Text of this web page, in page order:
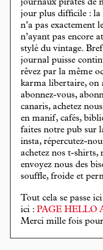
journaux pirates de
jour plus difficile : la
n’a pas exactement
n’ayant pas encore
stylé du vintage.
journal puisse
rêvez par la même
karma libertaire, on
abonnez-vous,
canaris, achetez
en manif, cafés,
faites notre pub sur
insta, répercutez-
achetez nos t-shirts,
envoyez nous des
souffle, froide et
Tout cela se passe
ici : PAGE HELLO
Merci mille fois